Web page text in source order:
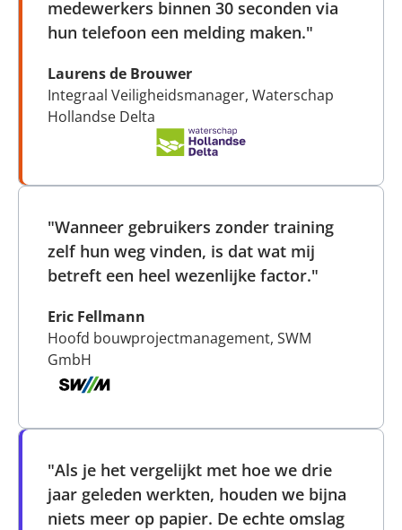
medewerkers binnen 30 seconden via
hun telefoon een melding maken."
Laurens de Brouwer
Integraal Veiligheidsmanager, Waterschap
Hollandse Delta
"Wanneer gebruikers zonder training
zelf hun weg vinden, is dat wat mij
betreft een heel wezenlijke factor."
Eric Fellmann
Hoofd bouwprojectmanagement, SWM
GmbH
"Als je het vergelijkt met hoe we drie
jaar geleden werkten, houden we bijna
niets meer op papier. De echte omslag